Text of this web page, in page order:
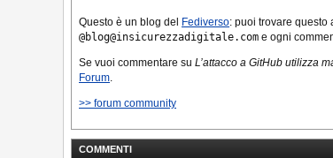
Questo è un blog del Fediverso: puoi trovare questo
@blog@insicurezzadigitale.com e ogni
Se vuoi commentare su L’attacco a GitHub utilizza
Forum.
>> forum community
COMMENTI